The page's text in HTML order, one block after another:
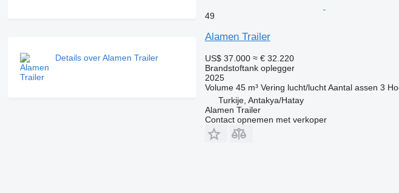
Details over Alamen Trailer
49
Alamen Trailer
US$ 37.000 ≈ € 32.220
Brandstoftank oplegger
2025
Volume 45 m³ Vering lucht/lucht Aantal assen 3
Turkije, Antakya/Hatay
Alamen Trailer
Contact opnemen met verkoper